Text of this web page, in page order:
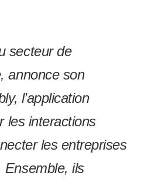
secteur de
annonce son
l’application
les interactions
les entreprises
Ensemble, ils